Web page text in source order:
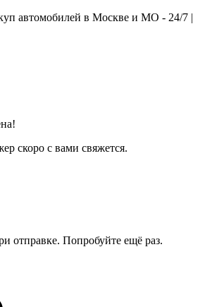
автомобилей в Москве и МО - 24/7 |
скоро с вами свяжется.
отправке. Попробуйте ещё раз.